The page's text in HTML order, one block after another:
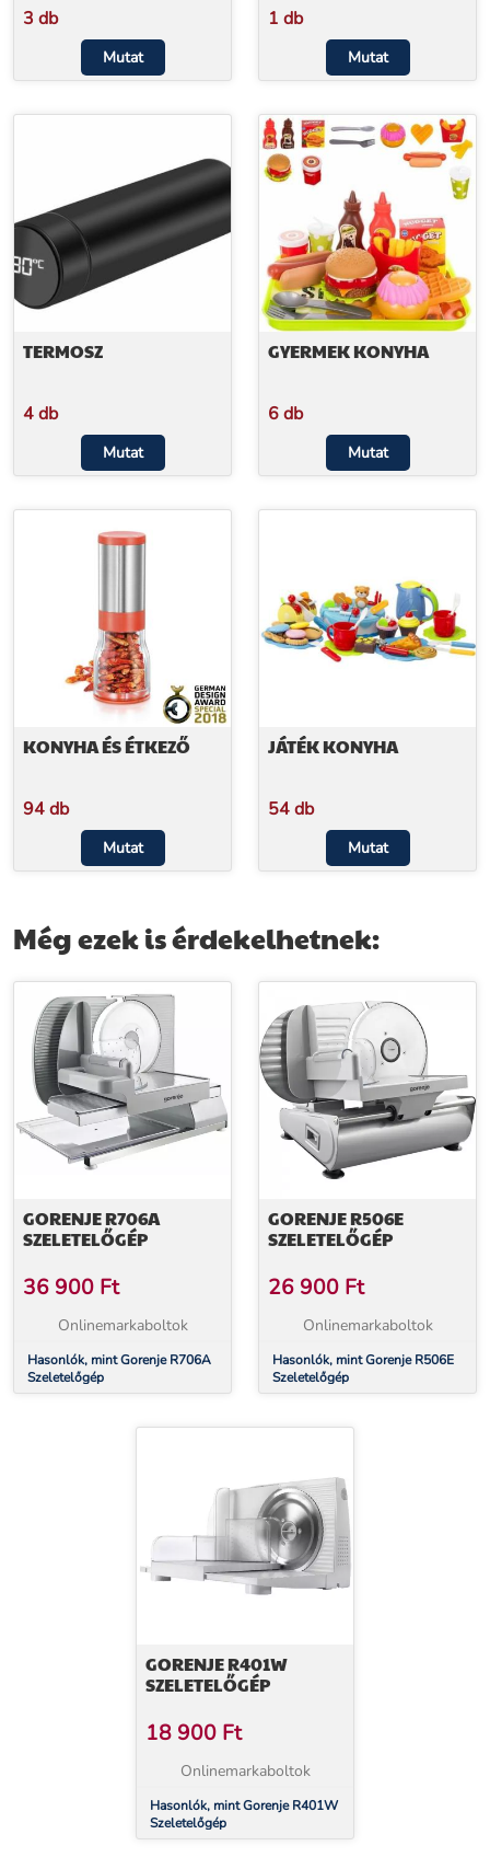
3 db
Mutat
1 db
Mutat
TERMOSZ
4 db
Mutat
GYERMEK KONYHA
6 db
Mutat
KONYHA ÉS ÉTKEZŐ
94 db
Mutat
JÁTÉK KONYHA
54 db
Mutat
Még ezek is érdekelhetnek:
GORENJE R706A
SZELETELŐGÉP
36 900 Ft
Onlinemarkaboltok
Hasonlók, mint Gorenje R706A
Szeletelőgép
GORENJE R506E
SZELETELŐGÉP
26 900 Ft
Onlinemarkaboltok
Hasonlók, mint Gorenje R506E
Szeletelőgép
GORENJE R401W
SZELETELŐGÉP
18 900 Ft
Onlinemarkaboltok
Hasonlók, mint Gorenje R401W
Szeletelőgép